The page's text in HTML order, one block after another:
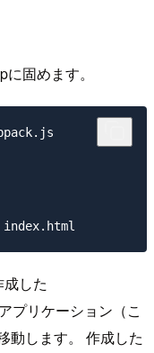
固めます。
した
プリケーション（こ
動します。 作成した